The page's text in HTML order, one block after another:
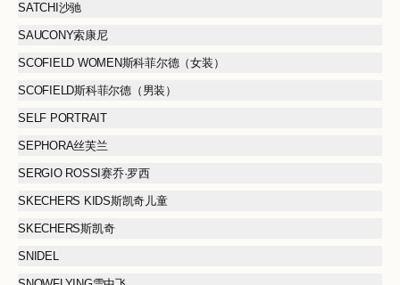
SATCHI沙驰
SAUCONY索康尼
SCOFIELD WOMEN斯科菲尔德（女装）
SCOFIELD斯科菲尔德（男装）
SELF PORTRAIT
SEPHORA丝芙兰
SERGIO ROSSI赛乔·罗西
SKECHERS KIDS斯凯奇儿童
SKECHERS斯凯奇
SNIDEL